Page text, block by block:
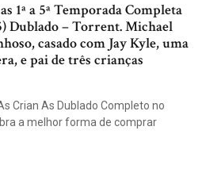
1ª a 5ª Temporada Completa
Dublado – Torrent. Michael
casado com Jay Kyle, uma
e pai de três crianças
Crian As Dublado Completo no
a melhor forma de comprar